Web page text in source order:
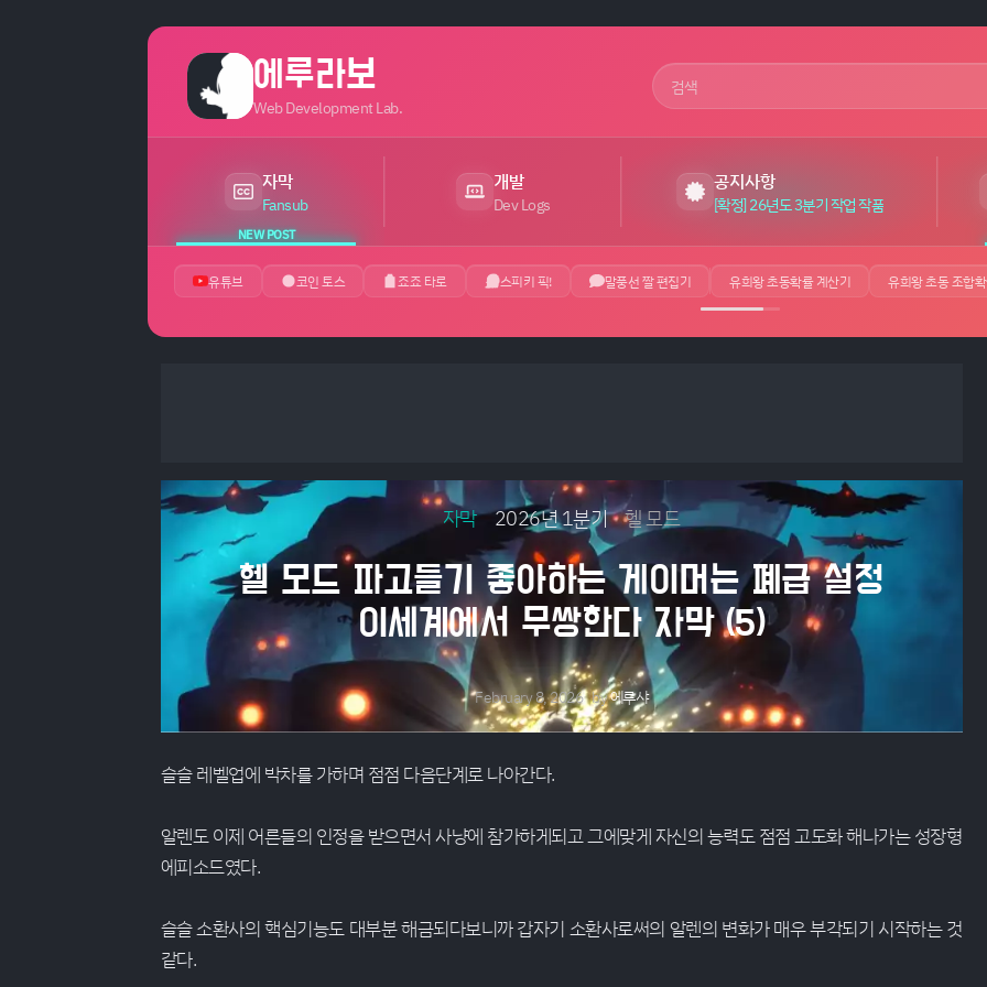
에루라보
Web Development Lab. 사이트 검색어
자막
Fansub
NEW POST
최근 24시간 내 새 게시글 있음
개발
Dev Logs
공지사항
[확정] 26년도 3분기 작업 작품
유튜브 코인 토스 죠죠 타로 스피키 픽! 말풍선 짤 편집기 유희왕 초동확률 계산기 유희왕 초동 조합
자막 2026년 1분기 헬 모드
헬 모드 파고들기 좋아하는 게이머는 폐급 설정
이세계에서 무쌍한다 자막 (5)
February 8, 2026 by에루샤
슬슬 레벨업에 박차를 가하며 점점 다음단계로 나아간다.
알렌도 이제 어른들의 인정을 받으면서 사냥에 참가하게되고 그에맞게 자신의 능력도 점점 고도화 해나가는 성장형
에피소드였다.
슬슬 소환사의 핵심기능도 대부분 해금되다보니까 갑자기 소환사로써의 알렌의 변화가 매우 부각되기 시작하는 것
같다.